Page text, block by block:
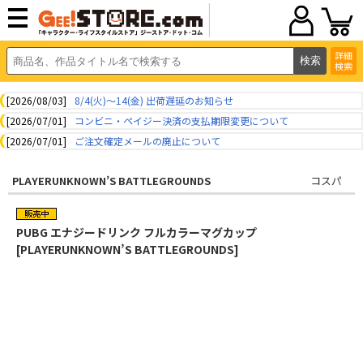
詳細
検索
[2026/08/03]
8/4(火)～14(金) 出荷遅延のお知らせ
[2026/07/01]
コンビニ・ペイジー決済の支払期限変更について
[2026/07/01]
ご注文確定メールの廃止について
PLAYERUNKNOWN’S BATTLEGROUNDS コスパ
PUBG エナジードリンク フルカラーマグカップ
[PLAYERUNKNOWN’S BATTLEGROUNDS]